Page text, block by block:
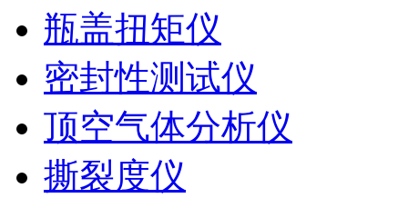
瓶盖扭矩仪
密封性测试仪
顶空气体分析仪
撕裂度仪